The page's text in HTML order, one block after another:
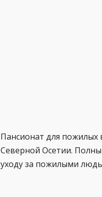
Пансионат для пожилых
Северной Осетии.
уходу за пожилыми